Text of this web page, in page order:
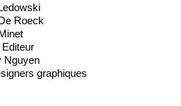
Roeck
Nguyen
graphiques